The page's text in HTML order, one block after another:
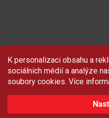
K personalizaci obsahu a
sociálních médií a analýze
soubory cookies. Více
Sleva 100 Kčna